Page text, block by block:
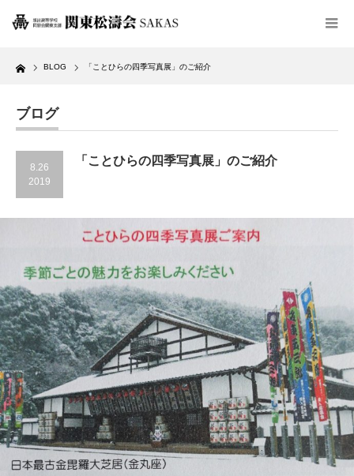
Home BLOG 「ことひらの四季写真展」のご紹介
ブログ
8.26
2019
「ことひらの四季写真展」のご紹介